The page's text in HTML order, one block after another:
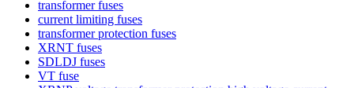
transformer fuses
current limiting fuses
transformer protection fuses
XRNT fuses
SDLDJ fuses
VT fuse